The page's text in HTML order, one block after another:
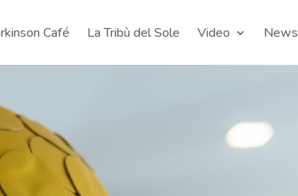
Café La Tribù del Sole Video News